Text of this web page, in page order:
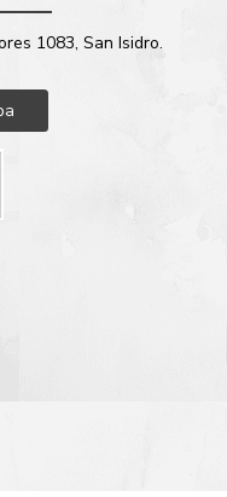
1083, San Isidro.